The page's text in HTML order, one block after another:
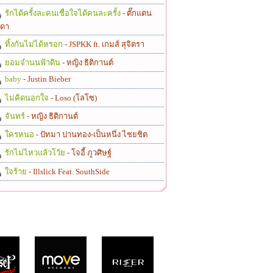
รักได้ครั้งละคนเชื่อใจได้คนละครั้ง - ตั๊กแตน
า
ทิ้งกันไม่ได้หรอก - JSPKK ft. เกมส์ สุจิตรา
ยอมจำนนฟ้าดิน - หญิง ธิติกานต์
baby - Justin Bieber
ไม่คิดนอกใจ - Loso (โลโซ)
จันทร์ - หญิง ธิติกานต์
ใครหนอ - ปัทมา ปานทอง-เป็นหนึ่ง ไชยชิต
รักไม่ไหวแล้วโว้ย - โจอี้ ภูวศิษฐ์
ใจร้าย - Illslick Feat. SouthSide